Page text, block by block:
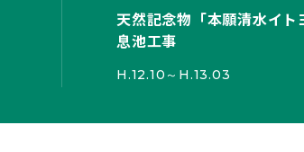
天然記念物「本願清水イ
息池工事
H.12.10～H.13.03